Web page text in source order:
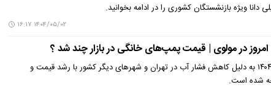
دانا ویژه بازنشستگان کشوری را در ادامه بخوانید.
۱۴۰۴/۰۵/۰۲ ۱۶:۱۷
در مولوی | قیمت پمپ‌های خانگی در بازار چند شد ؟
بازار پمپ آب در تابستان ۱۴۰۴ به دلیل کاهش فشار آب در تهران و شهرهاى دیگر کشور با رشد قیمت و
شده است.